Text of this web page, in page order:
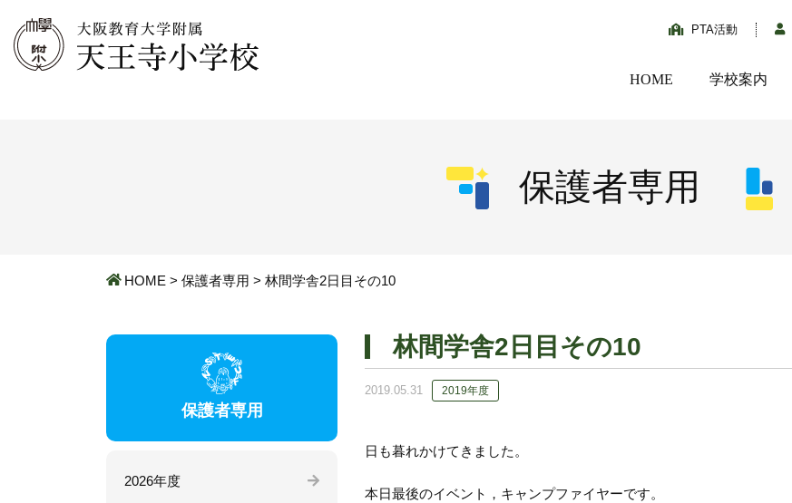
PTA活動
HOME 学校案内
保護者専用
HOME > 保護者専用 > 林間学舎2日目その10
林間学舎2日目その10
2019.05.31 2019年度
日も暮れかけてきました。
本日最後のイベント，キャンプファイヤーです。
保護者専用
2026年度